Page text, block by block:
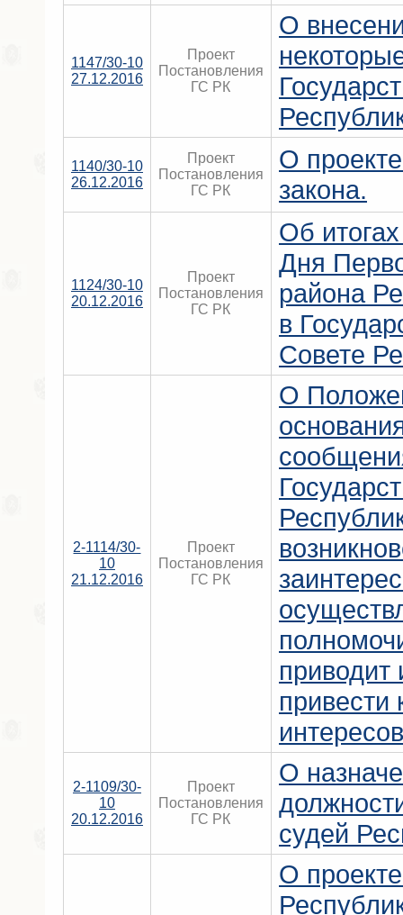
1147/30-10
27.12.2016
Проект
Постановления
ГС РК
О
1140/30-10
26.12.2016
Проект
Постановления
ГС РК
О
закона.
1124/30-10
20.12.2016
Проект
Постановления
ГС РК
Об
Дня
района
в
Совете
2-1114/30-
10
21.12.2016
Проект
Постановления
ГС РК
О
приводит
привести
2-1109/30-
10
20.12.2016
Проект
Постановления
ГС РК
О
судей
О